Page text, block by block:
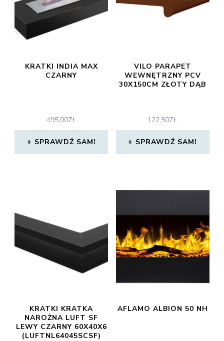
KRATKI INDIA MAX
CZARNY
495,00ZŁ
SPRAWDŹ SAM!
VILO PARAPET
WEWNĘTRZNY PCV
30X150CM ZŁOTY DĄB
122,50ZŁ
SPRAWDŹ SAM!
KRATKI KRATKA
NAROŻNA LUFT SF
LEWY CZARNY 60X40X6
(LUFTNL64045SCSF)
AFLAMO ALBION 50 NH